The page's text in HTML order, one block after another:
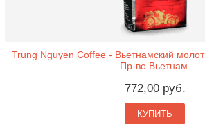
Trung Nguyen Coffee - Вьетнамский
Пр-во Вьетнам.
772,00 руб.
КУПИТЬ